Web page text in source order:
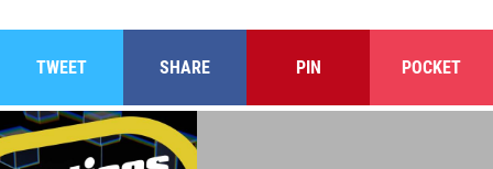
TWEET SHARE PIN POCKET